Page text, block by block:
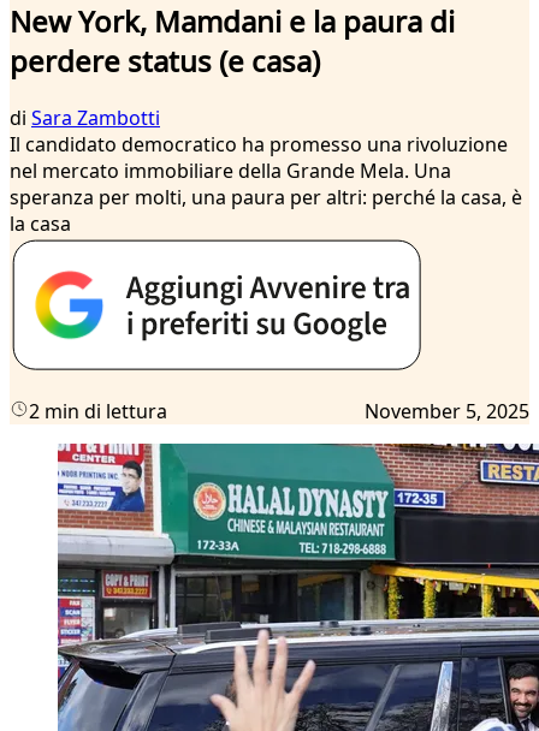
New York, Mamdani e la paura di
perdere status (e casa)
di Sara Zambotti
Il candidato democratico ha promesso una rivoluzione
nel mercato immobiliare della Grande Mela. Una
speranza per molti, una paura per altri: perché la casa, è
la casa
2 min di lettura November 5, 2025